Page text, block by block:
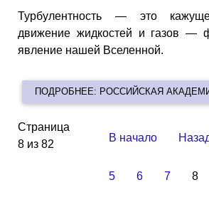
Турбулентность — это
движение жидкостей и газов —
явление нашей Вселенной.
ПОДРОБНЕЕ: РОССИЙСКАЯ
Страница
8 из 82
В начало
5 6 7 8